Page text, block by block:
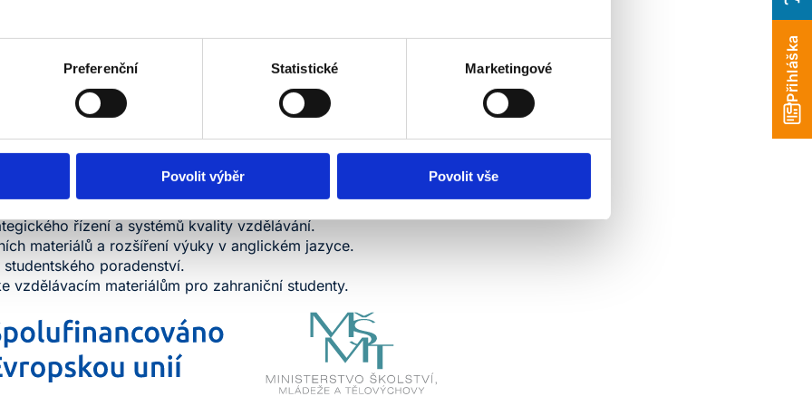
Preferenční Statistické Marketingové
Povolit výběr Povolit vše
Přihláška
kvality vzdělávání, zvýšení odborných kompetencí akademických
podporu studijní úspěšnosti studentů a modernizaci strategického řízení
cílem projektu je zvýšení internacionalizace studijního procesu, rozšíření
jazyce a intenzivnější spolupráce se zahraničními institucemi. Projekt také
o studium na Vysoké škole NEWTON a vytvoření moderního akademického
aktuální potřeby studentů a pracovníků školy.
řízení a systémů kvality vzdělávání.
materiálů a rozšíření výuky v anglickém jazyce.
poradenství.
vzdělávacím materiálům pro zahraniční studenty.